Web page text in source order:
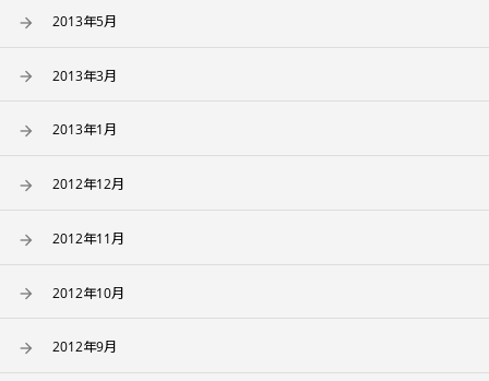
2013年5月
2013年3月
2013年1月
2012年12月
2012年11月
2012年10月
2012年9月